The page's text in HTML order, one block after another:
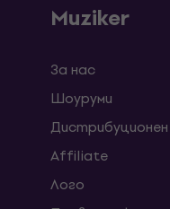
Muziker
За нас
Шоуруми
Affiliate
Лого